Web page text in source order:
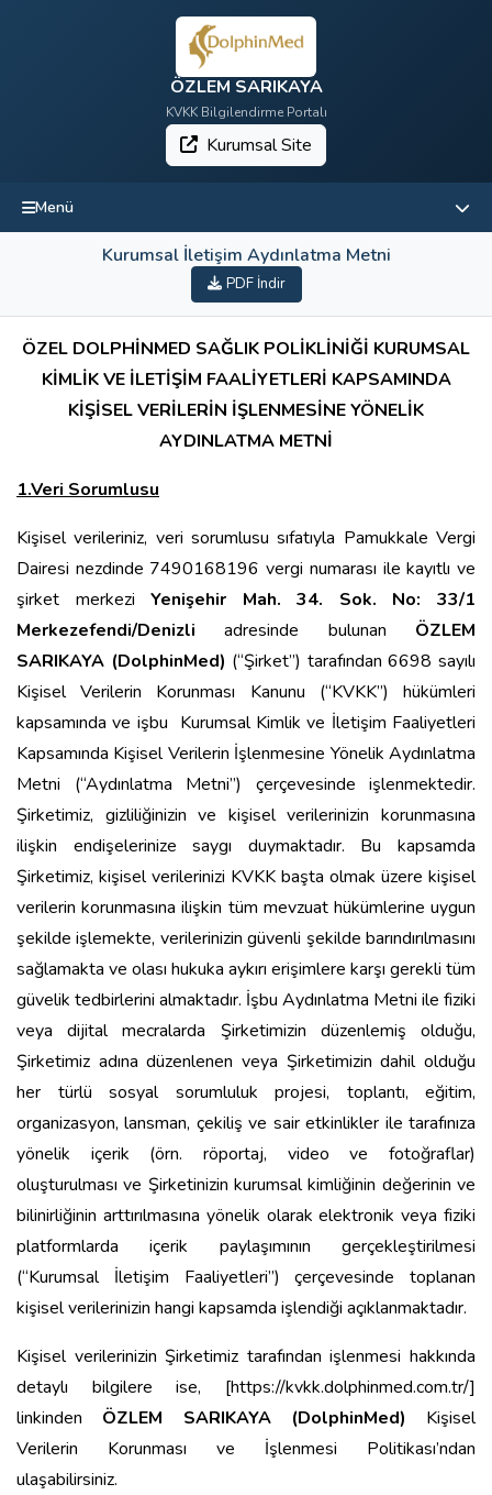
ÖZLEM SARIKAYA
KVKK Bilgilendirme Portalı
Kurumsal Site
Menü
Kurumsal İletişim Aydınlatma Metni
PDF İndir
ÖZEL DOLPHİNMED SAĞLIK POLİKLİNİĞİ KURUMSAL
KİMLİK VE İLETİŞİM FAALİYETLERİ KAPSAMINDA
KİŞİSEL VERİLERİN İŞLENMESİNE YÖNELİK
AYDINLATMA METNİ
1.Veri Sorumlusu
Kişisel verileriniz, veri sorumlusu sıfatıyla Pamukkale Vergi
Dairesi nezdinde 7490168196 vergi numarası ile kayıtlı ve
şirket merkeziYenişehir Mah. 34. Sok. No: 33/1
Merkezefendi/Denizli adresinde bulunan ÖZLEM
SARIKAYA (DolphinMed) (“Şirket”) tarafından 6698 sayılı
Kişisel Verilerin Korunması Kanunu (“KVKK”) hükümleri
kapsamında ve işbu Kurumsal Kimlik ve İletişim Faaliyetleri
Kapsamında Kişisel Verilerin İşlenmesine Yönelik Aydınlatma
Metni (“Aydınlatma Metni”) çerçevesinde işlenmektedir.
Şirketimiz, gizliliğinizin ve kişisel verilerinizin korunmasına
ilişkin endişelerinize saygı duymaktadır. Bu kapsamda
Şirketimiz, kişisel verilerinizi KVKK başta olmak üzere kişisel
verilerin korunmasına ilişkin tüm mevzuat hükümlerine uygun
şekilde işlemekte, verilerinizin güvenli şekilde barındırılmasını
sağlamakta ve olası hukuka aykırı erişimlere karşı gerekli tüm
güvelik tedbirlerini almaktadır. İşbu Aydınlatma Metni ile fiziki
veya dijital mecralarda Şirketimizin düzenlemiş olduğu,
Şirketimiz adına düzenlenen veya Şirketimizin dahil olduğu
her türlü sosyal sorumluluk projesi, toplantı, eğitim,
organizasyon, lansman, çekiliş ve sair etkinlikler ile tarafınıza
yönelik içerik (örn. röportaj, video ve fotoğraflar)
oluşturulması ve Şirketinizin kurumsal kimliğinin değerinin ve
bilinirliğinin arttırılmasına yönelik olarak elektronik veya fiziki
platformlarda içerik paylaşımının gerçekleştirilmesi
(“Kurumsal İletişim Faaliyetleri”) çerçevesinde toplanan
kişisel verilerinizin hangi kapsamda işlendiği açıklanmaktadır.
Kişisel verilerinizin Şirketimiz tarafından işlenmesi hakkında
detaylı bilgilere ise, [https://kvkk.dolphinmed.com.tr/]
linkinden ÖZLEM SARIKAYA (DolphinMed)
Kişisel
Verilerin Korunması ve İşlenmesi Politikası’ndan
ulaşabilirsiniz.